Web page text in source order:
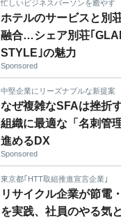
忙しいビジネスパーソンを癒やす
ホテルのサービスと別
融合…シェア別荘｢
STYLE｣の魅力
Sponsored
中堅企業にリーズナブルな新提案
なぜ複雑なSFAは挫折
組織に最適な「名刺管
進めるDX
Sponsored
東京都｢HTT取組推進宣言企業｣
リサイクル企業が節電
を実践、社員のやる気